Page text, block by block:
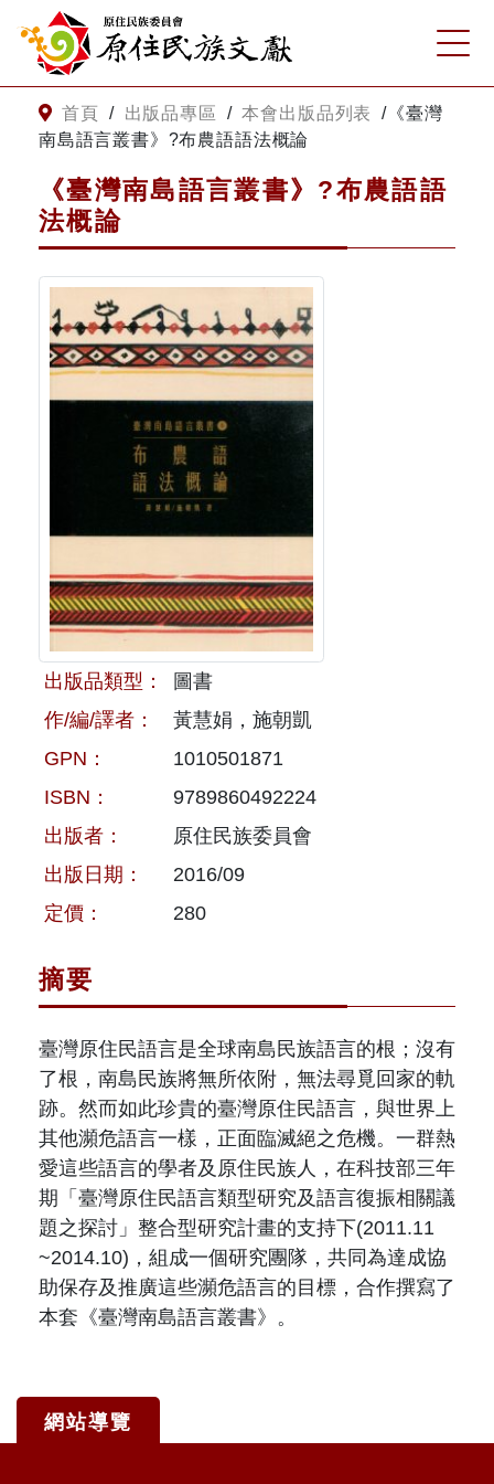
跳到主要內容
網站導覽
客服諮詢
關於我們
關於原住民族文獻會
原住民族文獻會設置要點
歷次會議記錄
最新消息
徵稿訊息
出版品專區
本會出版品列表
與國史館共同出版品介紹
出版品查詢
文獻電子期刊
本期內容
訂閱電子報
期刊查詢
相關連結
首頁 / 出版品專區 / 本會出版品列表 /《臺灣
南島語言叢書》?布農語語法概論
《臺灣南島語言叢書》?布農語語
法概論
出版品類型：
圖書
作/編/譯者：
黃慧娟，施朝凱
GPN：
1010501871
ISBN：
9789860492224
出版者：
原住民族委員會
出版日期：
2016/09
定價：
280
摘要
臺灣原住民語言是全球南島民族語言的根；沒有
了根，南島民族將無所依附，無法尋覓回家的軌
跡。然而如此珍貴的臺灣原住民語言，與世界上
其他瀕危語言一樣，正面臨滅絕之危機。一群熱
愛這些語言的學者及原住民族人，在科技部三年
期「臺灣原住民語言類型研究及語言復振相關議
題之探討」整合型研究計畫的支持下(2011.11
~2014.10)，組成一個研究團隊，共同為達成協
助保存及推廣這些瀕危語言的目標，合作撰寫了
本套《臺灣南島語言叢書》。
網站導覽